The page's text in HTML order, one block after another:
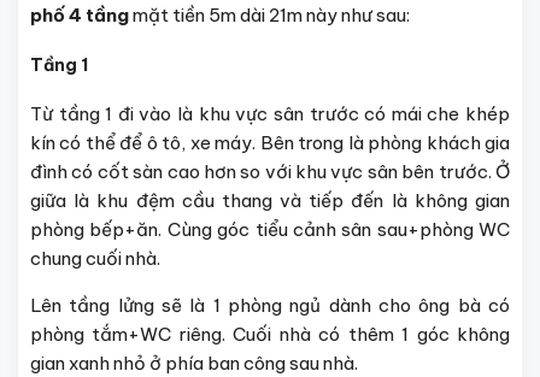
phố 4 tầngmặt tiền 5m dài 21m này như sau:
Tầng 1
Từ tầng 1 đi vào là khu vực sân trước có mái che khép
kín có thể để ô tô, xe máy. Bên trong là phòng khách gia
đình có cốt sàn cao hơn so với khu vực sân bên trước. Ở
giữa là khu đệm cầu thang và tiếp đến là không gian
phòng bếp+ăn. Cùng góc tiểu cảnh sân sau+phòng WC
chung cuối nhà.
Lên tầng lửng sẽ là 1 phòng ngủ dành cho ông bà có
phòng tắm+WC riêng. Cuối nhà có thêm 1 góc không
gian xanh nhỏ ở phía ban công sau nhà.